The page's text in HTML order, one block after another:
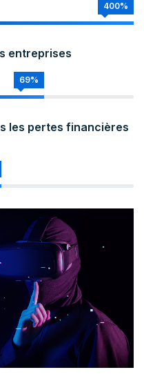
400%
entreprises
69%
les pertes financières